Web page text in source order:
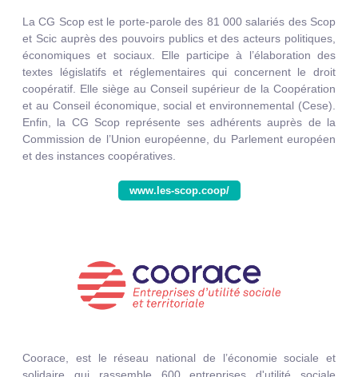
La CG Scop est le porte-parole des 81 000 salariés des Scop
et Scic auprès des pouvoirs publics et des acteurs politiques,
économiques et sociaux. Elle participe à l’élaboration des
textes législatifs et réglementaires qui concernent le droit
coopératif. Elle siège au Conseil supérieur de la Coopération
et au Conseil économique, social et environnemental (Cese).
Enfin, la CG Scop représente ses adhérents auprès de la
Commission de l’Union européenne, du Parlement européen
et des instances coopératives.
www.les-scop.coop/
Coorace, est le réseau national de l’économie sociale et